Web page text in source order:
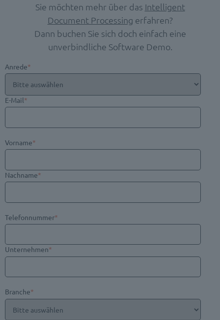
Sie möchten mehr über das Intelligent
Document Processing erfahren?
Dann buchen Sie sich doch einfach eine
unverbindliche Software Demo.
Anrede*
E-Mail*
Vorname*
Nachname*
Telefonnummer*
Unternehmen*
Branche*